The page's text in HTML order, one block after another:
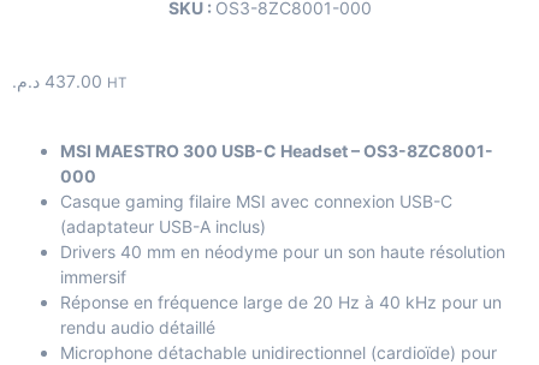
SKU : OS3-8ZC8001-000
437.00 د.م. HT
MSI MAESTRO 300 USB-C Headset – OS3-8ZC8001-
000
Casque gaming filaire MSI avec connexion USB-C
(adaptateur USB-A inclus)
Drivers 40 mm en néodyme pour un son haute résolution
immersif
Réponse en fréquence large de 20 Hz à 40 kHz pour un
rendu audio détaillé
Microphone détachable unidirectionnel (cardioïde) pour